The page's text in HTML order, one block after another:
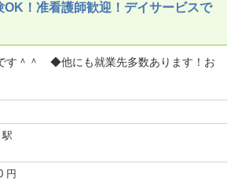
！准看護師歓迎！デイサービスで
す＾＾ ◆他にも就業先多数あります！お
円